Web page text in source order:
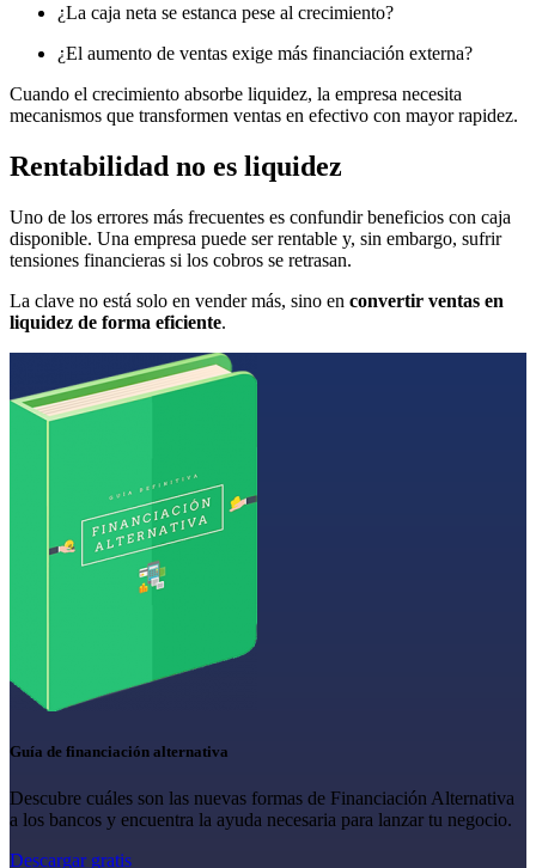
¿La caja neta se estanca pese al crecimiento?
¿El aumento de ventas exige más financiación externa?
Cuando el crecimiento absorbe liquidez, la empresa necesita
mecanismos que transformen ventas en efectivo con mayor rapidez.
Rentabilidad no es liquidez
Uno de los errores más frecuentes es confundir beneficios con caja
disponible. Una empresa puede ser rentable y, sin embargo, sufrir
tensiones financieras si los cobros se retrasan.
La clave no está solo en vender más, sino en convertir ventas en
liquidez de forma eficiente.
Guía de financiación alternativa
Descubre cuáles son las nuevas formas de Financiación Alternativa
a los bancos y encuentra la ayuda necesaria para lanzar tu negocio.
Descargar gratis